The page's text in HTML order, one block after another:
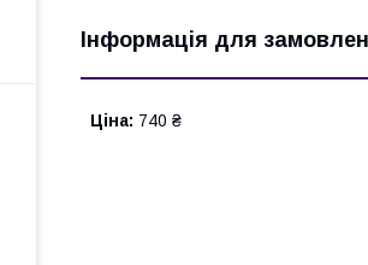
Інформація для
Ціна: 740 ₴